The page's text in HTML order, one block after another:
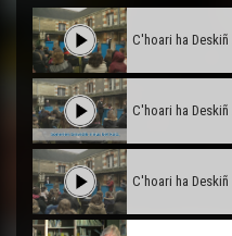
C'hoari ha Deskiñ
C'hoari ha Deskiñ
C'hoari ha Deskiñ